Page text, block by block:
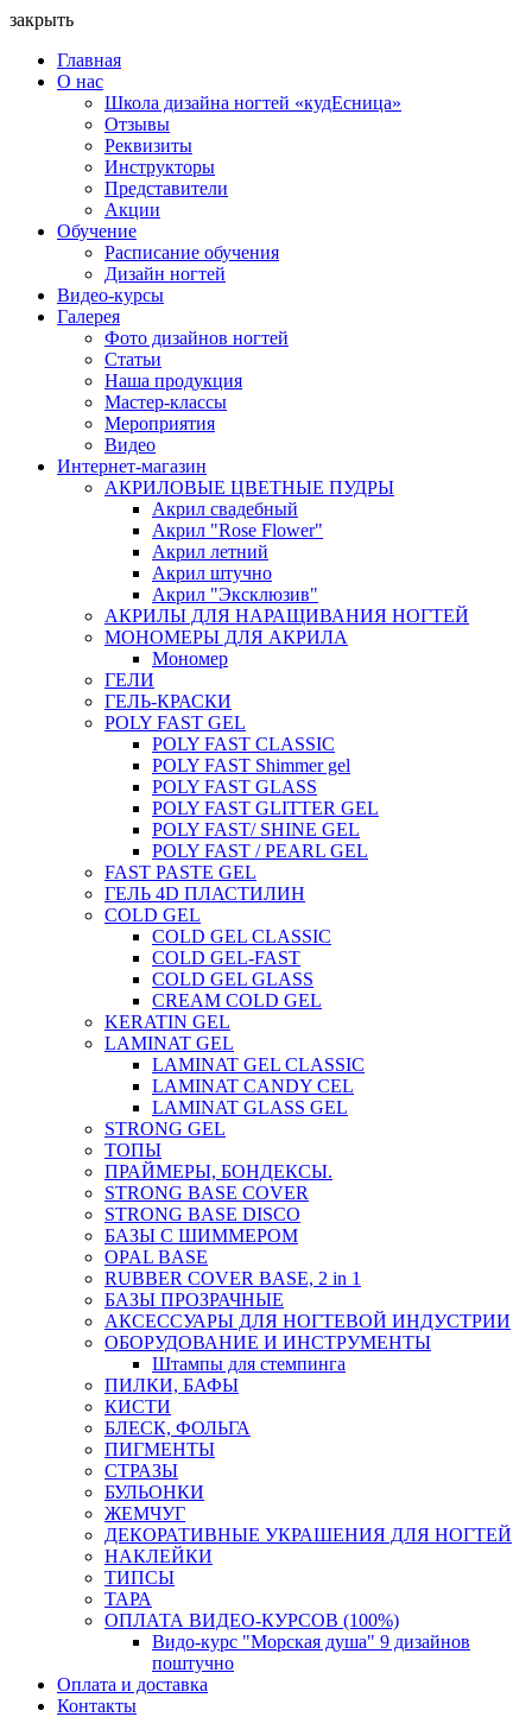
закрыть
Главная
О нас
Школа дизайна ногтей «кудЕсница»
Отзывы
Реквизиты
Инструкторы
Представители
Акции
Обучение
Расписание обучения
Дизайн ногтей
Видео-курсы
Галерея
Фото дизайнов ногтей
Статьи
Наша продукция
Мастер-классы
Мероприятия
Видео
Интернет-магазин
АКРИЛОВЫЕ ЦВЕТНЫЕ ПУДРЫ
Акрил свадебный
Акрил "Rose Flower"
Акрил летний
Акрил штучно
Акрил "Эксклюзив"
АКРИЛЫ ДЛЯ НАРАЩИВАНИЯ НОГТЕЙ
МОНОМЕРЫ ДЛЯ АКРИЛА
Мономер
ГЕЛИ
ГЕЛЬ-КРАСКИ
POLY FAST GEL
POLY FAST CLASSIC
POLY FAST Shimmer gel
POLY FAST GLASS
POLY FAST GLITTER GEL
POLY FAST/ SHINE GEL
POLY FAST / PEARL GEL
FAST PASTE GEL
ГЕЛЬ 4D ПЛАСТИЛИН
COLD GEL
COLD GEL CLASSIC
COLD GEL-FAST
COLD GEL GLASS
CREAM COLD GEL
KERATIN GEL
LAMINAT GEL
LAMINAT GEL CLASSIС
LAMINAT CANDY CEL
LAMINAT GLASS GEL
STRONG GEL
ТОПЫ
ПРАЙМЕРЫ, БОНДЕКСЫ.
STRONG BASE COVER
STRONG BASE DISCO
БАЗЫ С ШИММЕРОМ
OPAL BASE
RUBBER COVER BASE, 2 in 1
БАЗЫ ПРОЗРАЧНЫЕ
АКСЕССУАРЫ ДЛЯ НОГТЕВОЙ ИНДУСТРИИ
ОБОРУДОВАНИЕ И ИНСТРУМЕНТЫ
Штампы для стемпинга
ПИЛКИ, БАФЫ
КИСТИ
БЛЕСК, ФОЛЬГА
ПИГМЕНТЫ
СТРАЗЫ
БУЛЬОНКИ
ЖЕМЧУГ
ДЕКОРАТИВНЫЕ УКРАШЕНИЯ ДЛЯ НОГТЕЙ
НАКЛЕЙКИ
ТИПСЫ
ТАРА
ОПЛАТА ВИДЕО-КУРСОВ (100%)
Видо-курс "Морская душа" 9 дизайнов
поштучно
Оплата и доставка
Контакты